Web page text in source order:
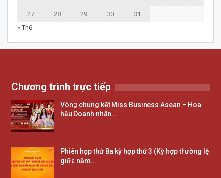
27 28 29 30
31
« Th6
Chương trình trực tiếp
Vòng chung kết Miss Business Asean – Hoa
hậu Doanh nhân…
Phiên họp thứ Ba kỳ hợp thứ 3 (Kỳ hợp thường lệ
giữa năm…